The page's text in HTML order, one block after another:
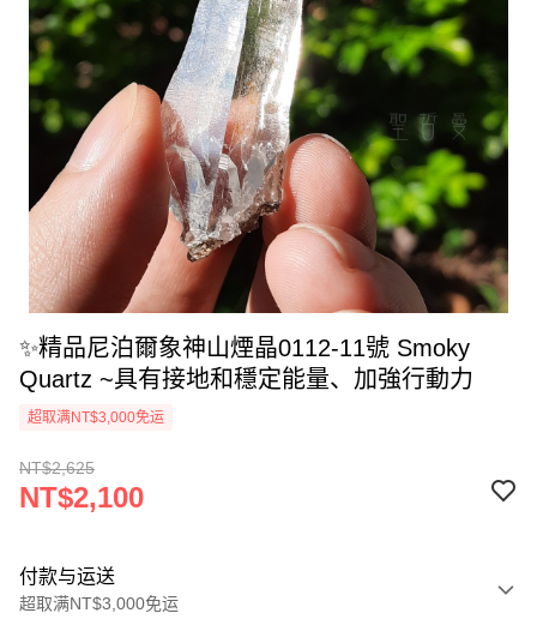
✨精品尼泊爾象神山煙晶0112-11號 Smoky
Quartz ~具有接地和穩定能量、加強行動力
超取满NT$3,000免运
NT$2,625
NT$2,100
付款与运送
超取满NT$3,000免运